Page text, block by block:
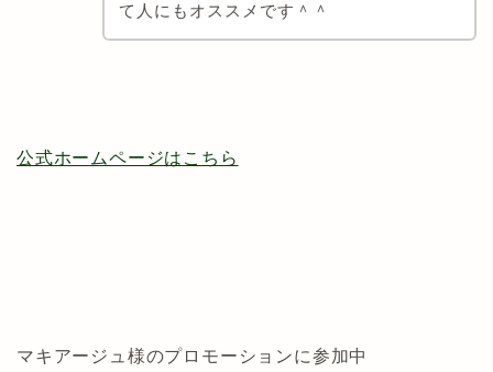
て人にもオススメです＾＾
公式ホームページはこちら
マキアージュ様のプロモーションに参加中